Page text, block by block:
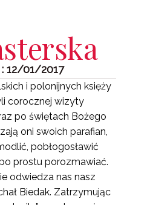
12/01/2017
i polonijnych księży
corocznej wizyty
po świętach Bożego
oni swoich parafian,
pobłogosławić
prostu porozmawiać.
odwiedza nas nasz
Biedak. Zatrzymując